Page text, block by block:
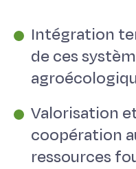
Intégration
de ces
Valorisation
coopération
ressources